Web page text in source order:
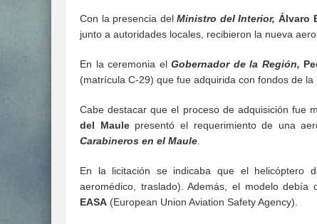
Con la presencia delMinistro del Interior, Álvaro
junto a autoridades locales, recibieron la nueva
En la ceremonia elGobernador de la Región,
(matrícula C-29) que fue adquirida con fondos de la
Cabe destacar que el proceso de adquisición fue
del Maulepresentó el requerimiento de una
Carabineros en el Maule.
En la licitación se indicaba que el helicóptero
aeromédico, traslado). Además, el modelo debía
EASA (European Union Aviation Safety Agency).